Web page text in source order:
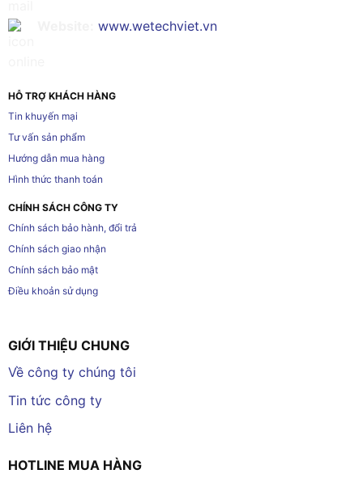
www.wetechviet.vn
HỖ TRỢ KHÁCH HÀNG
Tin khuyến mại
Tư vấn sản phẩm
Hướng dẫn mua hàng
Hình thức thanh toán
CHÍNH SÁCH CÔNG TY
Chính sách bảo hành, đổi trả
Chính sách giao nhận
Chính sách bảo mật
Điều khoản sử dụng
GIỚI THIỆU CHUNG
Về công ty chúng tôi
Tin tức công ty
Liên hệ
HOTLINE MUA HÀNG